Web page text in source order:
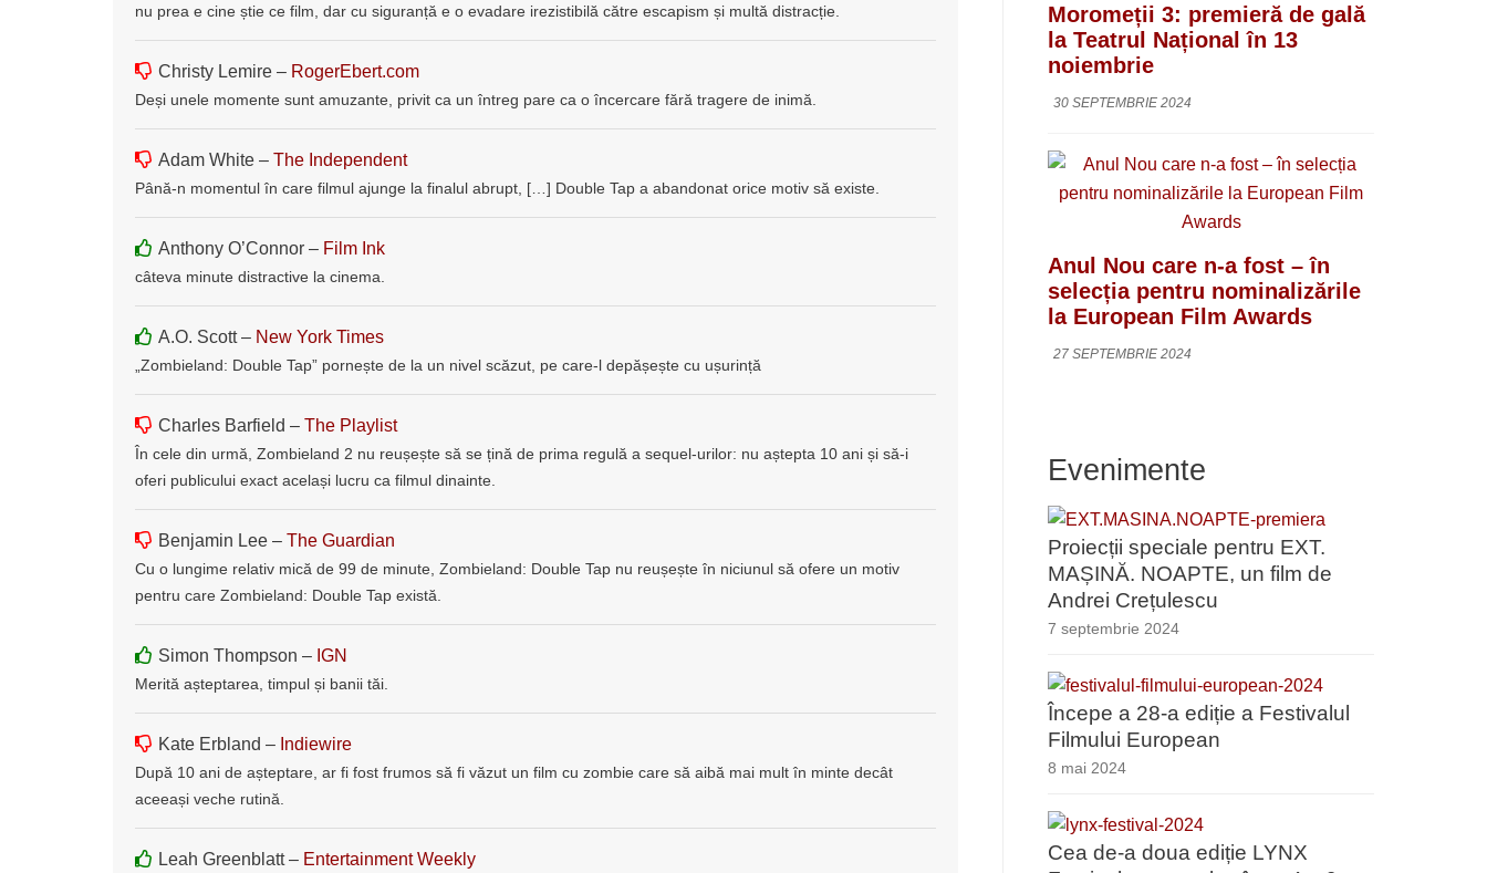
nu prea e cine știe ce film, dar cu siguranță e o evadare irezistibilă către escapism și multă distracție.
Christy Lemire – RogerEbert.com
Deși unele momente sunt amuzante, privit ca un întreg pare ca o încercare fără tragere de inimă.
Adam White – The Independent
Până-n momentul în care filmul ajunge la finalul abrupt, […] Double Tap a abandonat orice motiv să existe.
Anthony O’Connor – Film Ink
câteva minute distractive la cinema.
A.O. Scott – New York Times
„Zombieland: Double Tap” pornește de la un nivel scăzut, pe care-l depășește cu ușurință
Charles Barfield – The Playlist
În cele din urmă, Zombieland 2 nu reușește să se țină de prima regulă a sequel-urilor: nu aștepta 10 ani și să-i
oferi publicului exact același lucru ca filmul dinainte.
Benjamin Lee – The Guardian
Cu o lungime relativ mică de 99 de minute, Zombieland: Double Tap nu reușește în niciunul să ofere un motiv
pentru care Zombieland: Double Tap există.
Simon Thompson – IGN
Merită așteptarea, timpul și banii tăi.
Kate Erbland – Indiewire
După 10 ani de așteptare, ar fi fost frumos să fi văzut un film cu zombie care să aibă mai mult în minte decât
aceeași veche rutină.
Leah Greenblatt – Entertainment Weekly
Moromeții 3: premieră de gală
la Teatrul Național în 13
noiembrie
30 SEPTEMBRIE 2024
Anul Nou care n-a fost – în
selecția pentru nominalizările
la European Film Awards
27 SEPTEMBRIE 2024
Evenimente
Proiecții speciale pentru EXT.
MAȘINĂ. NOAPTE, un film de
Andrei Crețulescu
7 septembrie 2024
Începe a 28-a ediție a Festivalul
Filmului European
8 mai 2024
Cea de-a doua ediție LYNX